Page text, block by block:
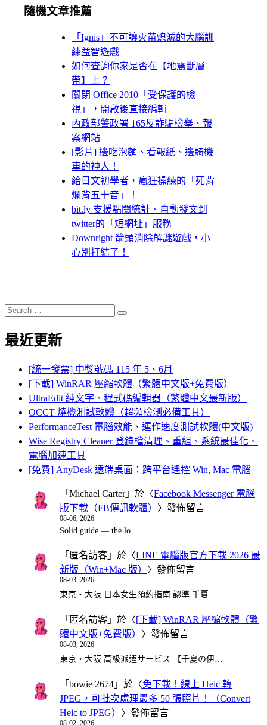
隨機文章推薦
「Ignis」不可讓火苗熄滅的大腦訓
練益智遊戲
如何查詢你家是否在【地震斷層
帶】上？
關閉 Office 2010「受保護的檢
視」，開啟後直接編輯
內政部警政署 165反詐騙檢舉、報
案網站
[影片] 邊吃泡麵、看報紙、邊騎機
車的神人！
給日文初學者，瘋狂操練的「死背
爛背五十音」！
bit.ly 支援點閱統計、自動發文到
twitter的「短網址」服務
Downright 箭頭消除解謎遊戲，小
心別打結了！
Search
for:
Search
最近更新
[統一發票] 中獎號碼 115 年 5、6月
[下載] WinRAR 壓縮軟體（繁體中文版+免費版）
UltraEdit 純文字、程式碼編輯器（繁體中文最新版）
OCCT 燒機測試軟體（超頻檢測必備工具）
PerformanceTest 電腦效能、運作速度測試軟體(中文版)
Wise Registry Cleaner 登錄檔清理、重組、系統最佳化、
電腦加速工具
[免費] AnyDesk 遠端桌面：跨平台遙控 Win, Mac 電腦
「 Michael Carter」於〈Facebook Messenger 電腦
版下載（FB傳訊軟體） 〉發佈留言
08-06, 2026
Solid guide — the lo…
「 匿名訪客 」於〈LINE 電腦版官方下載 2026 最
新版（Win+Mac 版） 〉發佈留言
08-03, 2026
東京・大阪 日本女生預約指南 認準 千夏…
「 匿名訪客 」於〈[下載] WinRAR 壓縮軟體（繁
體中文版+免費版） 〉發佈留言
08-03, 2026
東京・大阪 高級派遣サービス 【千夏の伊…
「 bowie 2674 」於〈免下載！線上 Heic 轉
JPEG，可批次處理最多 50 張照片！（Convert
Heic to JPEG） 〉發佈留言
08-02, 2026